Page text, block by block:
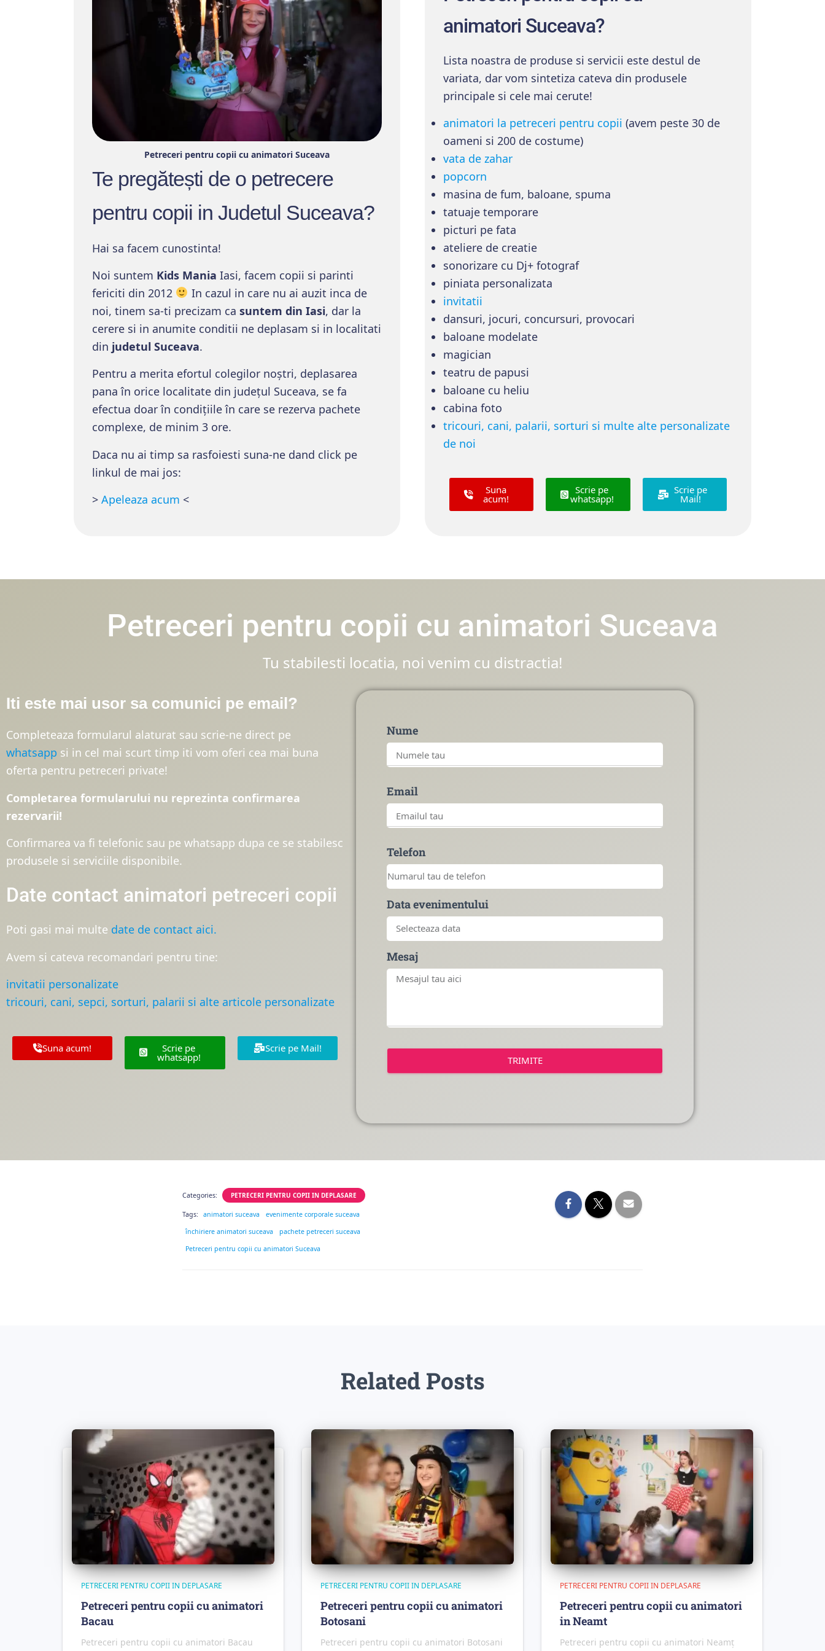
Petreceri pentru copii cu animatori Suceava
Te pregătești de o petrecere
pentru copii in Judetul Suceava?
Hai sa facem cunostinta!
Noi suntem Kids Mania Iasi, facem copii si parinti
fericiti din 2012
In cazul in care nu ai auzit inca de
noi, tinem sa-ti precizam ca suntem din Iasi, dar la
cerere si in anumite conditii ne deplasam si in localitati
din judetul Suceava.
Pentru a merita efortul colegilor noștri, deplasarea
pana în orice localitate din județul Suceava, se fa
efectua doar în condițiile în care se rezerva pachete
complexe, de minim 3 ore.
Daca nu ai timp sa rasfoiesti suna-ne dand click pe
linkul de mai jos:
> Apeleaza acum <
animatori Suceava?
Lista noastra de produse si servicii este destul de
variata, dar vom sintetiza cateva din produsele
principale si cele mai cerute!
animatori la petreceri pentru copii (avem peste 30 de
oameni si 200 de costume)
vata de zahar
popcorn
masina de fum, baloane, spuma
tatuaje temporare
picturi pe fata
ateliere de creatie
sonorizare cu Dj+ fotograf
piniata personalizata
invitatii
dansuri, jocuri, concursuri, provocari
baloane modelate
magician
teatru de papusi
baloane cu heliu
cabina foto
tricouri, cani, palarii, sorturi si multe alte personalizate
de noi
Suna
acum!
Scrie pe
whatsapp!
Scrie pe
Mail!
Petreceri pentru copii cu animatori Suceava
Tu stabilesti locatia, noi venim cu distractia!
Iti este mai usor sa comunici pe email?
Completeaza formularul alaturat sau scrie-ne direct pe
whatsapp si in cel mai scurt timp iti vom oferi cea mai buna
oferta pentru petreceri private!
Completarea formularului nu reprezinta confirmarea
rezervarii!
Confirmarea va fi telefonic sau pe whatsapp dupa ce se stabilesc
produsele si serviciile disponibile.
Date contact animatori petreceri copii
Poti gasi mai multe date de contact aici.
Avem si cateva recomandari pentru tine:
invitatii personalizate
tricouri, cani, sepci, sorturi, palarii si alte articole personalizate
Suna acum! Scrie pe
whatsapp!
Scrie pe Mail!
Nume
Email
Telefon
Data evenimentului
Mesaj
TRIMITE
Categories: PETRECERI PENTRU COPII IN DEPLASARE
Tags: animatori suceava
evenimente corporale suceava
închiriere animatori suceava
pachete petreceri suceava
Petreceri pentru copii cu animatori Suceava
Related Posts
PETRECERI PENTRU COPII IN DEPLASARE
Petreceri pentru copii cu animatori
Bacau
Petreceri pentru copii cu animatori Bacau
PETRECERI PENTRU COPII IN DEPLASARE
Petreceri pentru copii cu animatori
Botosani
Petreceri pentru copii cu animatori Botosani
PETRECERI PENTRU COPII IN DEPLASARE
Petreceri pentru copii cu animatori
in Neamt
Petreceri pentru copii cu animatori Neamț